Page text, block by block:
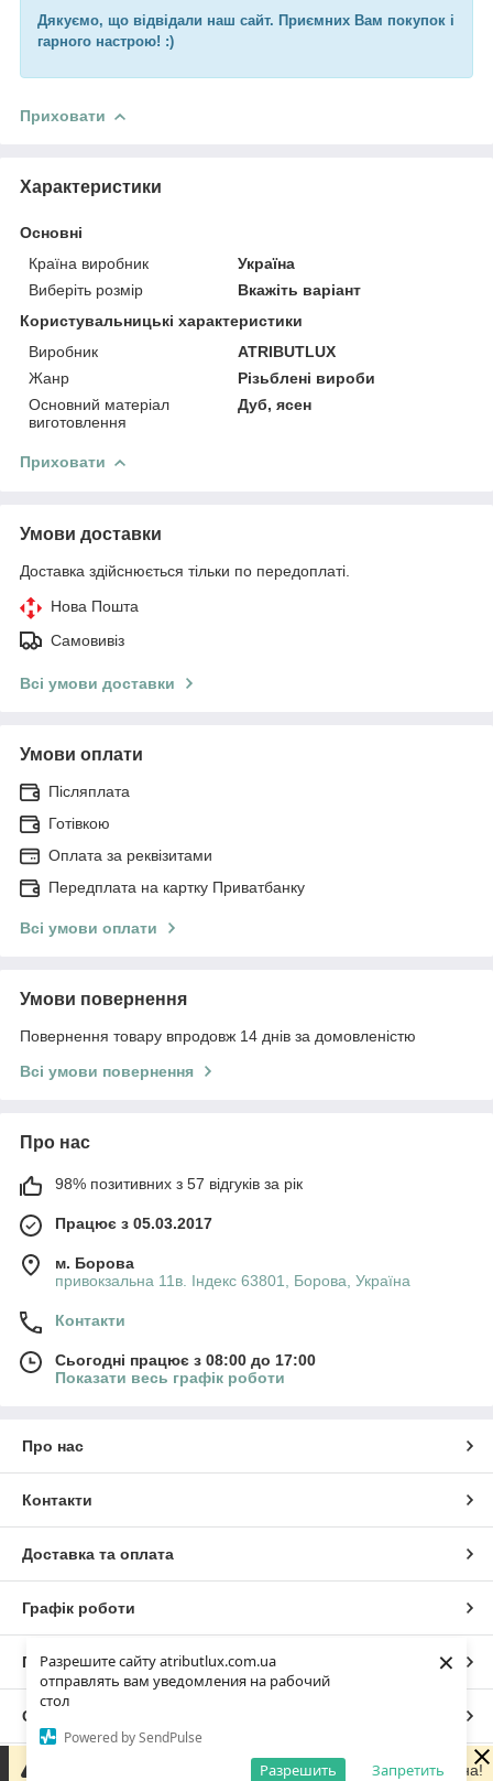
Разрешите сайту atributlux.com.ua
отправлять вам уведомления на рабочий
стол
Powered by SendPulse
Запретить
Разрешить
×
Дякуємо, що відвідали наш сайт. Приємних Вам покупок і
гарного настрою! :)
Приховати
Характеристики
Основні
Країна виробник
Україна
Виберіть розмір
Вкажіть варіант
Користувальницькі характеристики
Виробник
ATRIBUTLUX
Жанр
Різьблені вироби
Основний матеріал
виготовлення
Дуб, ясен
Приховати
Умови доставки
Доставка здійснюється тільки по передоплаті.
Нова Пошта
Самовивіз
Всі умови доставки
Умови оплати
Післяплата
Готівкою
Оплата за реквізитами
Передплата на картку Приватбанку
Всі умови оплати
Умови повернення
Повернення товару впродовж 14 днів за домовленістю
Всі умови повернення
Про нас
98% позитивних з 57 відгуків за рік
Працює з 05.03.2017
м. Борова
привокзальна 11в. Індекс 63801, Борова, Україна
Контакти
Сьогодні працює з 08:00 до 17:00
Показати весь графік роботи
Про нас
Контакти
Доставка та оплата
Графік роботи
Повна версія сайту
Сайт створено на маркетплейсі
Політика конфіденційності
Інтернет-магазин тимчасово не працює. Все буде Україна!